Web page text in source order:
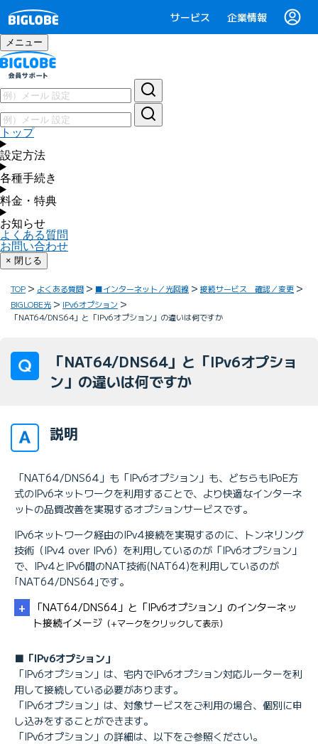
サービス 企業情報
メニュー
トップ
設定方法
各種手続き
料金・特典
お知らせ
よくある質問
お問い合わせ
× 閉じる
TOP よくある質問 ■インターネット／光回線
接続サービス 確認／変更
BIGLOBE光
IPv6オプション
「NAT64/DNS64」と「IPv6オプション」の違いは何ですか
「NAT64/DNS64」と「IPv6オプショ
ン」の違いは何ですか
説明
「NAT64/DNS64」も「IPv6オプション」も、どちらもIPoE方
式のIPv6ネットワークを利用することで、より快適なインターネ
ットの品質改善を実現するオプションサービスです。
IPv6ネットワーク経由のIPv4接続を実現するのに、トンネリング
技術（IPv4 over IPv6）を利用しているのが「IPv6オプション」
で、IPv4とIPv6間のNAT技術(NAT64)を利用しているのが
｢NAT64/DNS64｣です。
「NAT64/DNS64」と「IPv6オプション」のインターネッ
ト接続イメージ （+マークをクリックして表示）
■「IPv6オプション」
「IPv6オプション」は、宅内でIPv6オプション対応ルーターを利
用して接続している必要があります。
「IPv6オプション」は、対象サービスをご利用の場合、個別に申
し込みをすることができます。
「IPv6オプション」の詳細は、以下をご参照ください。